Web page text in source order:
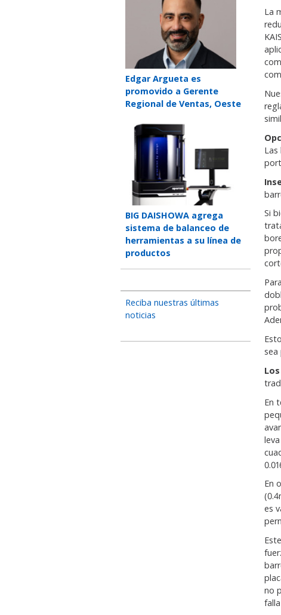
Teaser
title
Edgar Argueta es
promovido a Gerente
Regional de Ventas, Oeste
Teaser
image
Teaser
title
BIG DAISHOWA agrega
sistema de balanceo de
herramientas a su línea de
productos
Reciba nuestras últimas
noticias
La
Si
sea
En
En
es
no